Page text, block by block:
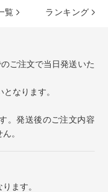
覧 ランキング
ご注文で当日発送いた
なります。
。発送後のご注文内容
。
ます。